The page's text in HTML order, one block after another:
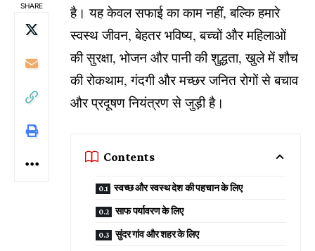
SHARE
है। यह केवल सफाई का काम नहीं, बल्कि हमारे
स्वस्थ जीवन, बेहतर भविष्य, बच्चों और महिलाओं
की सुरक्षा, भोजन और पानी की शुद्धता, खुले में शौच
की रोकथाम, गंदगी और मच्छर जनित रोगों से बचाव
और प्रदूषण नियंत्रण से जुड़ी है।
Contents
स्वच्छ और स्वस्थ देश की पहचान के लिए
साफ पर्यावरण के लिए
सुंदर गांव और शहर के लिए